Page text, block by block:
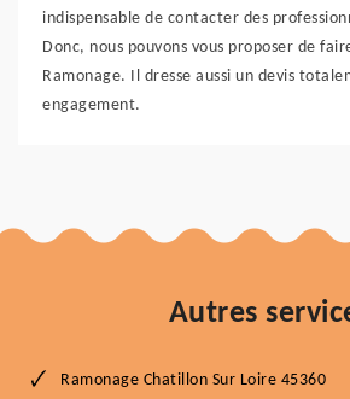
indispensable de contacter des
Donc, nous pouvons vous proposer de
Ramonage. Il dresse aussi un devis
engagement.
Autres
Ramonage Chatillon Sur Loire 45360